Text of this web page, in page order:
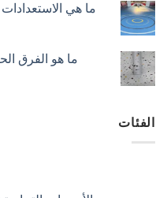
ما هي
ما هو الفرق
الفئات